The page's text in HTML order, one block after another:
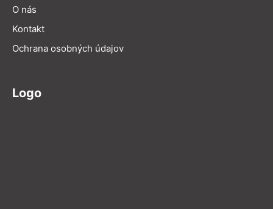
O nás
Kontakt
Ochrana osobných údajov
Logo